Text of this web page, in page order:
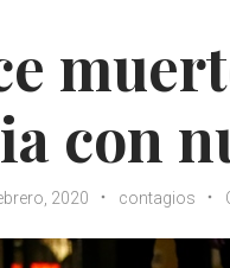
con
2020 contagios